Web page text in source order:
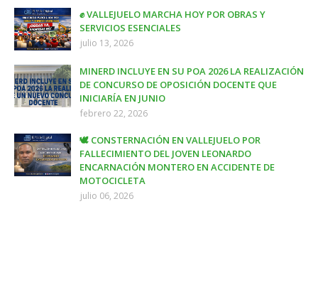
✊ VALLEJUELO MARCHA HOY POR OBRAS Y
SERVICIOS ESENCIALES
julio 13, 2026
MINERD INCLUYE EN SU POA 2026 LA REALIZACIÓN
DE CONCURSO DE OPOSICIÓN DOCENTE QUE
INICIARÍA EN JUNIO
febrero 22, 2026
🕊️ CONSTERNACIÓN EN VALLEJUELO POR
FALLECIMIENTO DEL JOVEN LEONARDO
ENCARNACIÓN MONTERO EN ACCIDENTE DE
MOTOCICLETA
julio 06, 2026